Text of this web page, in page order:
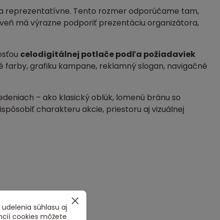
reprezentatívne. Tento rozmer odporúčame tam,
má výrazne podporiť prezentáciu organizátora,
celodigitálnej potlače podľa požiadaviek
farby, grafiku kampane, reklamný slogan, navigačné
– ako klasický oblúk, lomenú bránu so
charakteru akcie, priestoru aj vizuálnej
súhlasu aj
cookies môžete